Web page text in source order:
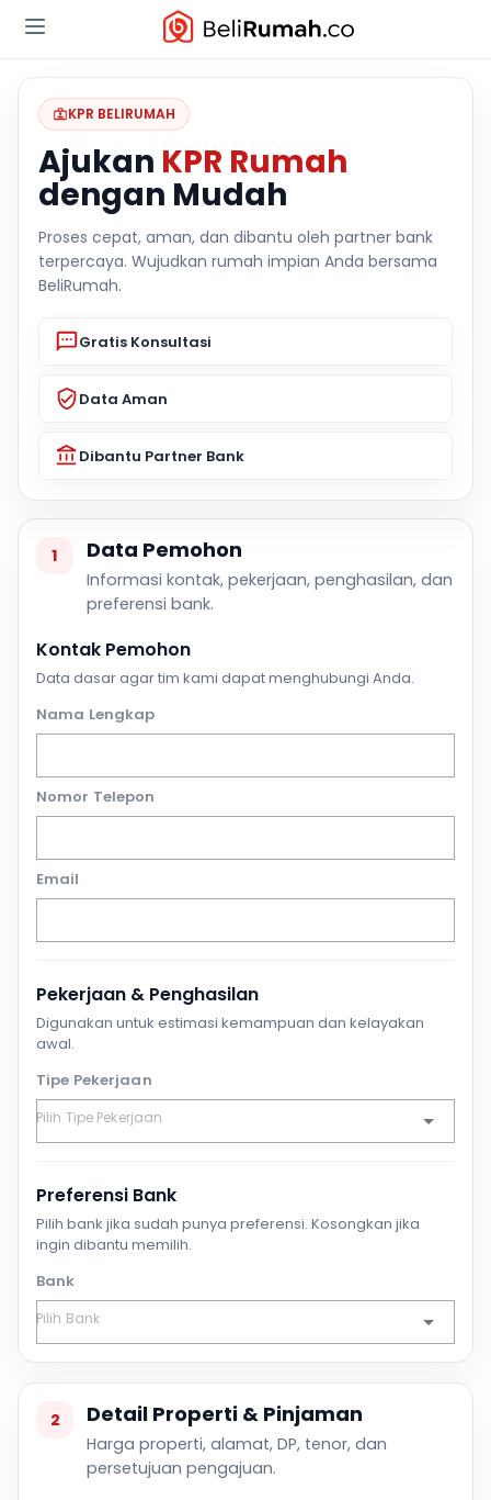
KPR BELIRUMAH
Ajukan KPR Rumah
dengan Mudah
Proses cepat, aman, dan dibantu oleh partner bank
terpercaya. Wujudkan rumah impian Anda bersama
BeliRumah.
Gratis Konsultasi
Data Aman
Dibantu Partner Bank
1 Data Pemohon
Informasi kontak, pekerjaan, penghasilan, dan
preferensi bank.
Kontak Pemohon
Data dasar agar tim kami dapat menghubungi Anda.
Nama Lengkap
Nomor Telepon
Email
Pekerjaan & Penghasilan
Digunakan untuk estimasi kemampuan dan kelayakan
awal.
Tipe Pekerjaan
Preferensi Bank
Pilih bank jika sudah punya preferensi. Kosongkan jika
ingin dibantu memilih.
Bank
2 Detail Properti & Pinjaman
Harga properti, alamat, DP, tenor, dan
persetujuan pengajuan.